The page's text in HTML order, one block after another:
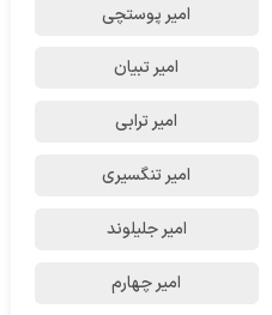
امیر پوستچی
امیر تبیان
امیر ترابی
امیر تنگسیری
امیر جلیلوند
امیر چهارم